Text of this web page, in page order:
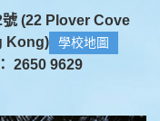
號 (22 Plover Cove
Kong)
學校地圖
2650 9629